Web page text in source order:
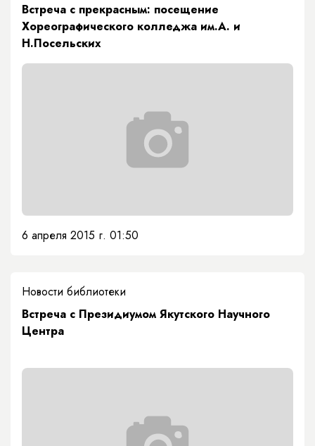
Встреча с прекрасным: посещение
Хореографического колледжа им.А. и
Н.Посельских
6 апреля 2015 г. 01:50
Новости библиотеки
Встреча с Президиумом Якутского Научного
Центра